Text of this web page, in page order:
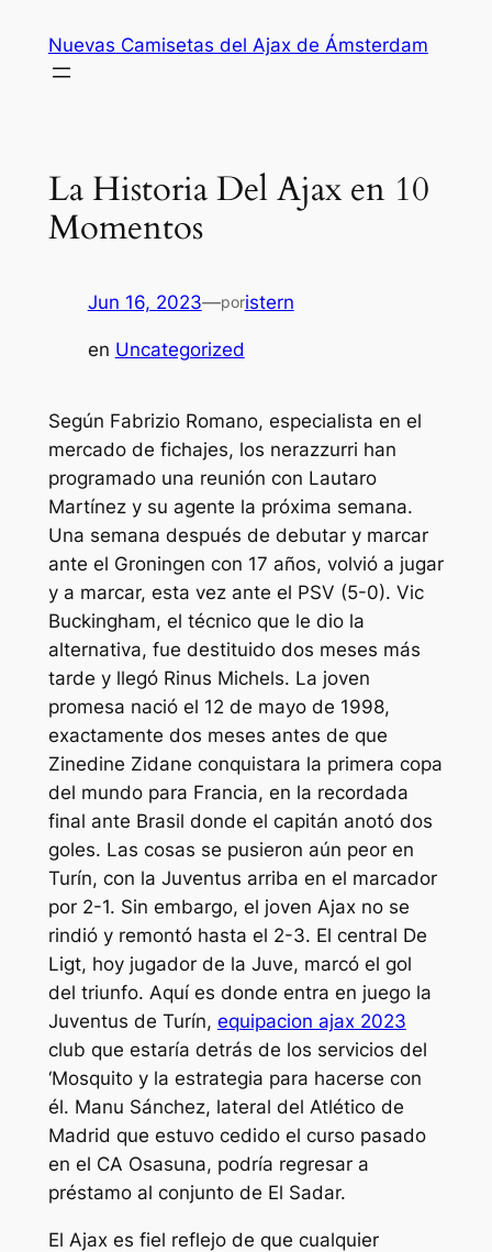
contenido
Nuevas Camisetas del Ajax de Ámsterdam
La Historia Del Ajax en 10
Momentos
Jun 16, 2023—poristern
en Uncategorized
Según Fabrizio Romano, especialista en el
mercado de fichajes, los nerazzurri han
programado una reunión con Lautaro
Martínez y su agente la próxima semana.
Una semana después de debutar y marcar
ante el Groningen con 17 años, volvió a jugar
y a marcar, esta vez ante el PSV (5-0). Vic
Buckingham, el técnico que le dio la
alternativa, fue destituido dos meses más
tarde y llegó Rinus Michels. La joven
promesa nació el 12 de mayo de 1998,
exactamente dos meses antes de que
Zinedine Zidane conquistara la primera copa
del mundo para Francia, en la recordada
final ante Brasil donde el capitán anotó dos
goles. Las cosas se pusieron aún peor en
Turín, con la Juventus arriba en el marcador
por 2-1. Sin embargo, el joven Ajax no se
rindió y remontó hasta el 2-3. El central De
Ligt, hoy jugador de la Juve, marcó el gol
del triunfo. Aquí es donde entra en juego la
Juventus de Turín, equipacion ajax 2023
club que estaría detrás de los servicios del
‘Mosquito y la estrategia para hacerse con
él. Manu Sánchez, lateral del Atlético de
Madrid que estuvo cedido el curso pasado
en el CA Osasuna, podría regresar a
préstamo al conjunto de El Sadar.
El Ajax es fiel reflejo de que cualquier